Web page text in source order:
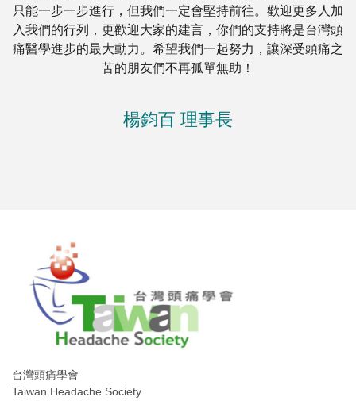
只能一步一步進行，但我們一定會堅持前往。歡迎更多人加
入我們的行列，更歡迎大家的建言，你們的支持將是台灣頭
痛醫學進步的最大動力。希望我們一起努力，讓深受頭痛之
苦的朋友們不再孤單無助！
楊鈞百 理事長
台灣頭痛學會
Taiwan Headache Society